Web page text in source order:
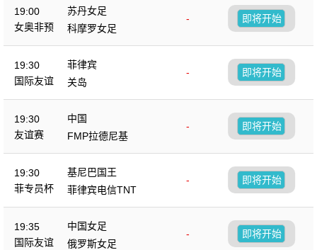
19:00
女奥非预
苏丹女足
-
科摩罗女足
即将开始
19:30
国际友谊
菲律宾
-
关岛
即将开始
19:30
友谊赛
中国
-
FMP拉德尼基
即将开始
19:30
菲专员杯
基尼巴国王
-
菲律宾电信TNT
即将开始
19:35
国际友谊
中国女足
-
俄罗斯女足
即将开始